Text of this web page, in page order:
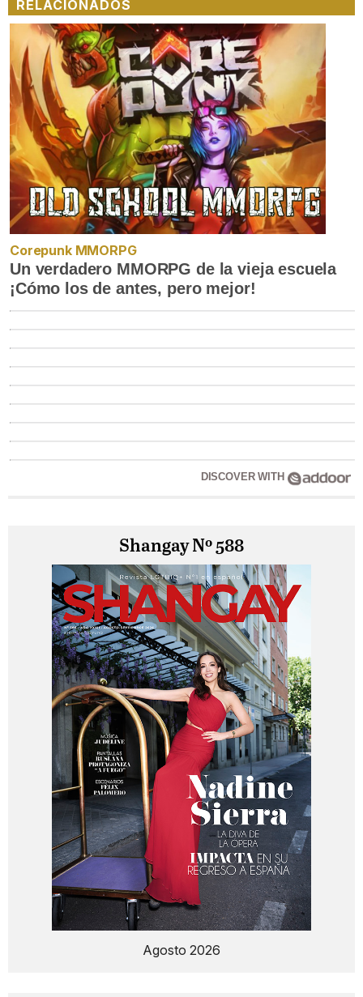
RELACIONADOS
Corepunk MMORPG
Un verdadero MMORPG de la vieja escuela
¡Cómo los de antes, pero mejor!
DISCOVER WITH
Shangay Nº 588
Agosto 2026